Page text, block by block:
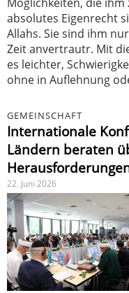
absolutes Eigenrecht
Allahs. Sie sind ihm
Zeit anvertrautr. Mit
es leichter,
ohne in Auflehnung
GEMEINSCHAFT
Internationale
Ländern beraten
22. Juni 2026